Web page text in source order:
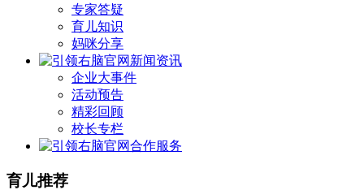
专家答疑
育儿知识
妈咪分享
新闻资讯
企业大事件
活动预告
精彩回顾
校长专栏
合作服务
育儿推荐